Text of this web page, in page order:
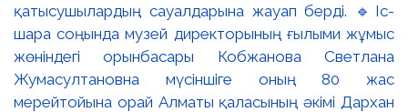
қатысушылардың сауалдарына жауап берді. 🔹Іс-
шара соңында музей директорының ғылыми жұмыс
жөніндегі орынбасары Кобжанова Светлана
Жумасултановна мүсіншіге оның 80 жас
мерейтойына орай Алматы қаласының әкімі Дархан